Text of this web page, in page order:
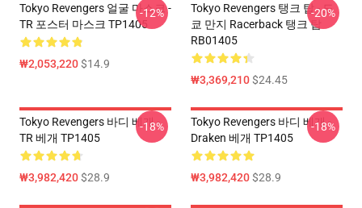
Tokyo Revengers 얼굴 마스크 -
TR 포스터 마스크 TP1405
₩2,053,220$14.9
-12%
Tokyo Revengers 탱크 탑 - 도
쿄 만지 Racerback 탱크 탑
RB01405
₩3,369,210$24.45
-20%
Tokyo Revengers 바디 베개 -
TR 베개 TP1405
₩3,982,420$28.9
-18%
Tokyo Revengers 바디 베개 -
Draken 베개 TP1405
₩3,982,420$28.9
-18%